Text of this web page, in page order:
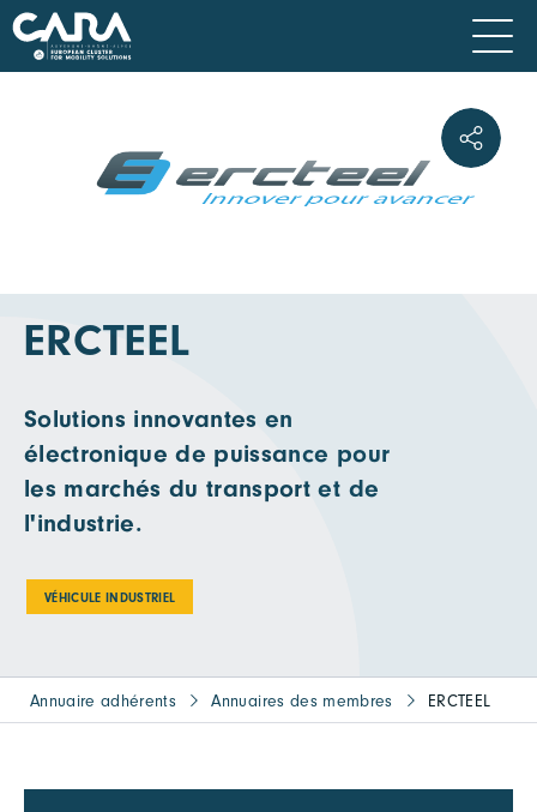
ERCTEEL
Solutions innovantes en
électronique de puissance pour
les marchés du transport et de
l'industrie.
VÉHICULE INDUSTRIEL
Annuaire adhérents Annuaires des membres ERCTEEL